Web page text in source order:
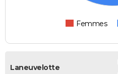
Femmes
Laneuvelotte